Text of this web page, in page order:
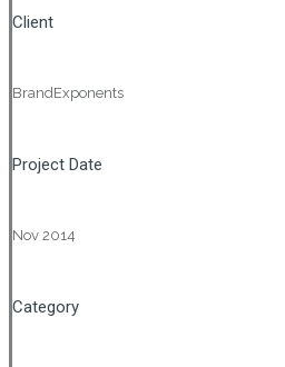
Client
BrandExponents
Project Date
Nov 2014
Category